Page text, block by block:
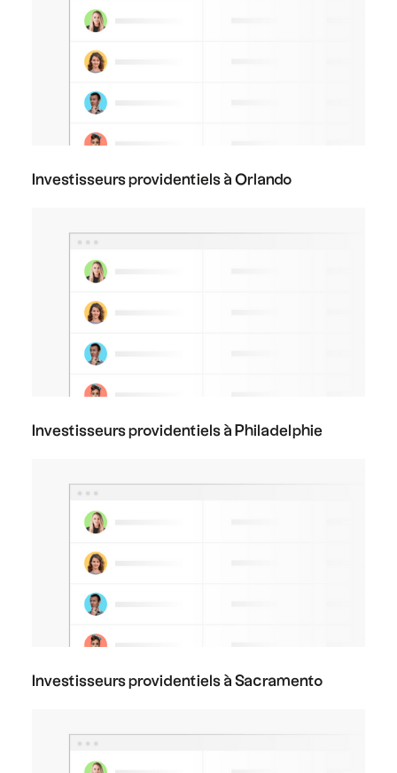
Investisseurs providentiels à Orlando
Investisseurs providentiels à Philadelphie
Investisseurs providentiels à Sacramento